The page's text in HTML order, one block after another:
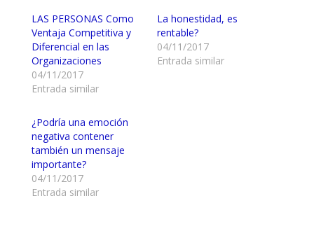
LAS PERSONAS Como
Ventaja Competitiva y
Diferencial en las
Organizaciones
04/11/2017
Entrada similar
La honestidad, es
rentable?
04/11/2017
Entrada similar
¿Podría una emoción
negativa contener
también un mensaje
importante?
04/11/2017
Entrada similar